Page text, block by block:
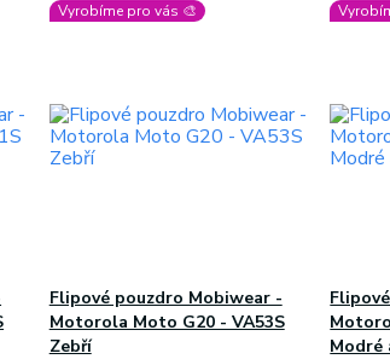
Vyrobíme pro vás 🎨
Flipové pouzdro Mobiwear -
Motorola Moto G20 - VA53S
Zebří
Modré